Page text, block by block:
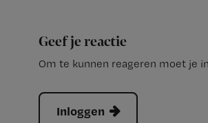
Geef je reactie
Om te kunnen reageren moet je
Inloggen